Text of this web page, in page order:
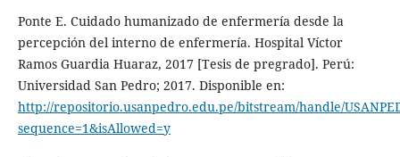
Ponte E. Cuidado humanizado de enfermería desde la
percepción del interno de enfermería. Hospital Víctor
Ramos Guardia Huaraz, 2017 [Tesis de pregrado]. Perú:
Universidad San Pedro; 2017. Disponible en:
http://repositorio.usanpedro.edu.pe/bitstream/handle/
sequence=1&isAllowed=y